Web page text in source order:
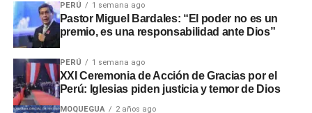
PERÚ 1 semana ago
Pastor Miguel Bardales: “El poder no es un
premio, es una responsabilidad ante Dios”
PERÚ 1 semana ago
XXI Ceremonia de Acción de Gracias por el
Perú: Iglesias piden justicia y temor de Dios
MOQUEGUA 2 años ago